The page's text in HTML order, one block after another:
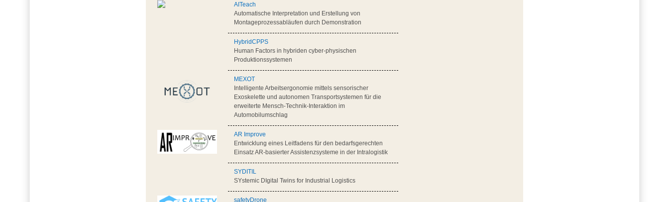
AITeach
Automatische Interpretation und Erstellung von
Montageprozessabläufen durch Demonstration
HybridCPPS
Human Factors in hybriden cyber-physischen
Produktionssystemen
MEXOT
Intelligente Arbeitsergonomie mittels sensorischer
Exoskelette und autonomen Transportsystemen für die
erweiterte Mensch-Technik-Interaktion im
Automobilumschlag
AR Improve
Entwicklung eines Leitfadens für den bedarfsgerechten
Einsatz AR-basierter Assistenzsysteme in der Intralogistik
SYDITIL
SYstemic DIgital Twins for Industrial Logistics
safetyDrone